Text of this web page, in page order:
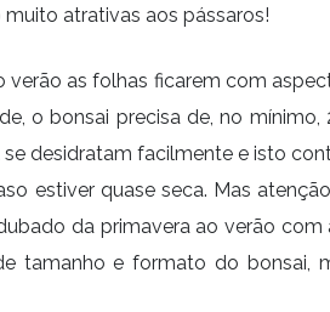
atrativas aos pássaros!
verão as folhas ficarem com
o bonsai precisa de, no
desidratam facilmente e isto
estiver quase seca. Mas
da primavera ao verão
tamanho e formato do bonsai,